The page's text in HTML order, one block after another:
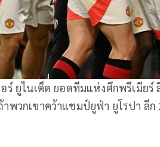
ร์ ยูไนเต็ด ยอดทีมแห่งศึกพรีเมีย
พวกเขาคว้าแชมป์ยูฟ่า ยูโรปา ลี